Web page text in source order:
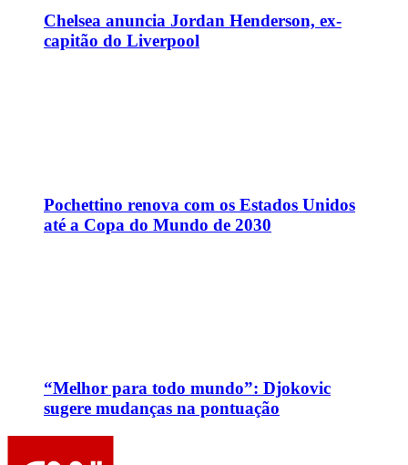
Chelsea anuncia Jordan Henderson, ex-
capitão do Liverpool
Pochettino renova com os Estados Unidos
até a Copa do Mundo de 2030
“Melhor para todo mundo”: Djokovic
sugere mudanças na pontuação